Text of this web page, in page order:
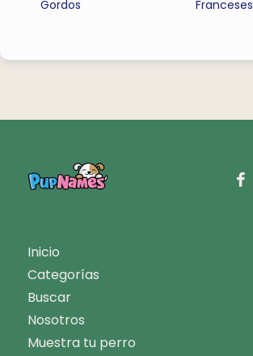
Gordos
Franceses
Inicio
Categorías
Buscar
Nosotros
Muestra tu perro